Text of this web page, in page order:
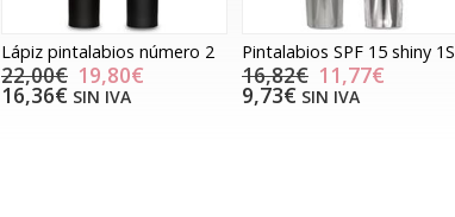
Lápiz pintalabios número 2
22,00€ 19,80€
16,36€ SIN IVA
Pintalabios SPF 15 shiny 1S
16,82€ 11,77€
9,73€ SIN IVA